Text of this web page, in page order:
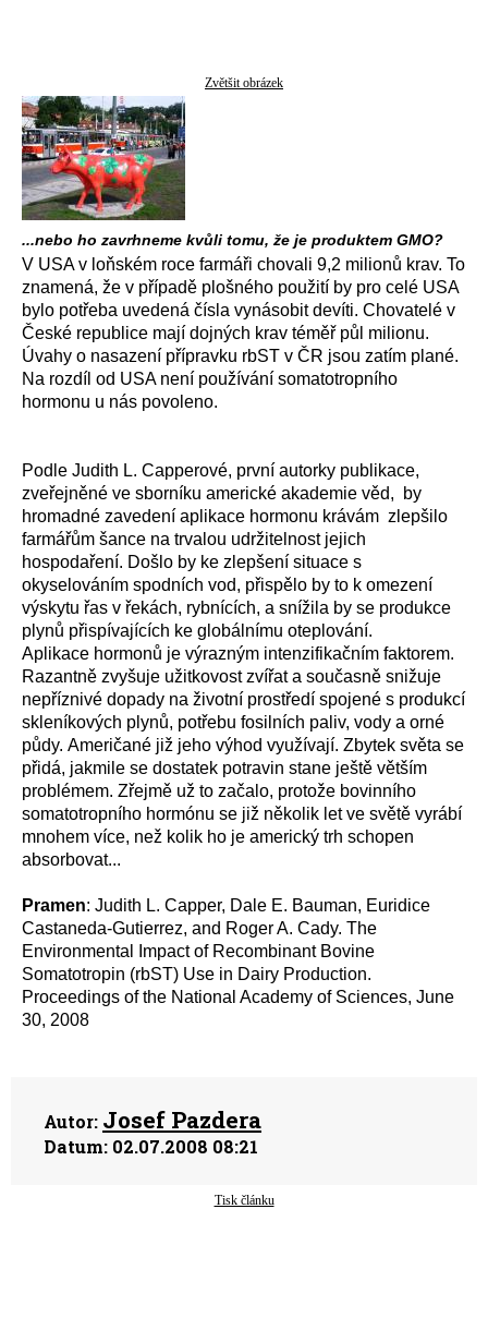
Zvětšit obrázek
...nebo ho zavrhneme kvůli tomu, že je produktem GMO?
V USA v loňském roce farmáři chovali 9,2 milionů krav. To
znamená, že v případě plošného použití by pro celé USA
bylo potřeba uvedená čísla vynásobit devíti. Chovatelé v
České republice mají dojných krav téměř půl milionu.
Úvahy o nasazení přípravku rbST v ČR jsou zatím plané.
Na rozdíl od USA není používání somatotropního
hormonu u nás povoleno.
Podle Judith L. Capperové, první autorky publikace,
zveřejněné ve sborníku americké akademie věd, by
hromadné zavedení aplikace hormonu krávám zlepšilo
farmářům šance na trvalou udržitelnost jejich
hospodaření. Došlo by ke zlepšení situace s
okyselováním spodních vod, přispělo by to k omezení
výskytu řas v řekách, rybnících, a snížila by se produkce
plynů přispívajících ke globálnímu oteplování.
Aplikace hormonů je výrazným intenzifikačním faktorem.
Razantně zvyšuje užitkovost zvířat a současně snižuje
nepříznivé dopady na životní prostředí spojené s produkcí
skleníkových plynů, potřebu fosilních paliv, vody a orné
půdy. Američané již jeho výhod využívají. Zbytek světa se
přidá, jakmile se dostatek potravin stane ještě větším
problémem. Zřejmě už to začalo, protože bovinního
somatotropního hormónu se již několik let ve světě vyrábí
mnohem více, než kolik ho je americký trh schopen
absorbovat...
Pramen: Judith L. Capper, Dale E. Bauman, Euridice
Castaneda-Gutierrez, and Roger A. Cady. The
Environmental Impact of Recombinant Bovine
Somatotropin (rbST) Use in Dairy Production.
Proceedings of the National Academy of Sciences, June
30, 2008
Autor: Josef Pazdera
Datum: 02.07.2008 08:21
Tisk článku